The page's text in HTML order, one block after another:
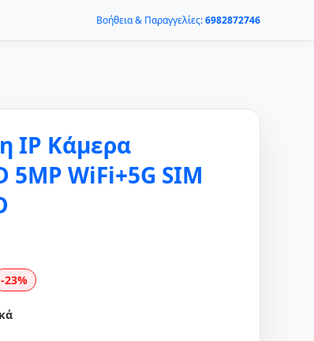
Βοήθεια & Παραγγελίες:6982872746
IP Κάμερα
5MP WiFi+5G SIM
-23%